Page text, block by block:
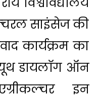
साइंसेज की
कार्यक्रम का
डायलॉग ऑन
इन